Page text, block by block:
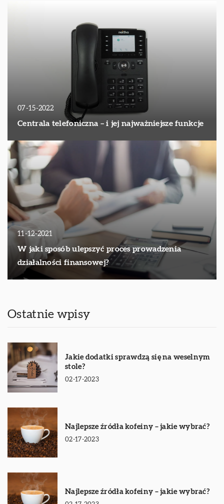
07-15-2022
Centrala telefoniczna – i jej najważniejsze funkcje
11-12-2021
W jaki sposób ulepszyć proces prowadzenia
działalności finansowej?
Ostatnie wpisy
Jakie dodatki sprawdzą się na weselnym
stole?
02-17-2023
Najlepsze źródła kofeiny – jakie wybrać?
02-17-2023
Najlepsze źródła kofeiny – jakie wybrać?